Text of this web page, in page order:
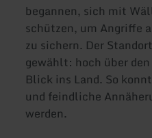
begannen, sich mit
schützen, um Angriffe
zu sichern. Der
gewählt: hoch über
Blick ins Land. So
und feindliche
werden.